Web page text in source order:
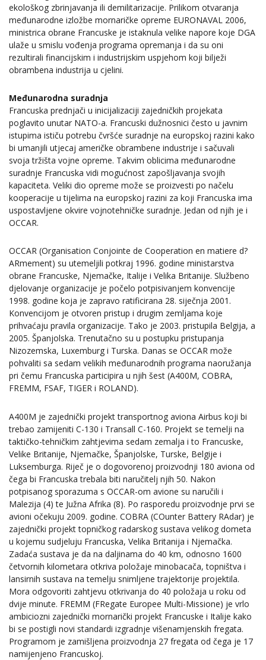
ekološkog zbrinjavanja ili demilitarizacije. Prilikom otvaranja
međunarodne izložbe mornaričke opreme EURONAVAL 2006,
ministrica obrane Francuske je istaknula velike napore koje DGA
ulaže u smislu vođenja programa opremanja i da su oni
rezultirali financijskim i industrijskim uspjehom koji bilježi
obrambena industrija u cjelini.
Međunarodna suradnja
Francuska prednjači u inicijalizaciji zajedničkih projekata
poglavito unutar NATO-a. Francuski dužnosnici često u javnim
istupima ističu potrebu čvršće suradnje na europskoj razini kako
bi umanjili utjecaj američke obrambene industrije i sačuvali
svoja tržišta vojne opreme. Takvim oblicima međunarodne
suradnje Francuska vidi mogućnost zapošljavanja svojih
kapaciteta. Veliki dio opreme može se proizvesti po načelu
kooperacije u tijelima na europskoj razini za koji Francuska ima
uspostavljene okvire vojnotehničke suradnje. Jedan od njih je i
OCCAR.
OCCAR (Organisation Conjointe de Cooperation en matiere d?
ARmement) su utemeljili potkraj 1996. godine ministarstva
obrane Francuske, Njemačke, Italije i Velika Britanije. Službeno
djelovanje organizacije je počelo potpisivanjem konvencije
1998. godine koja je zapravo ratificirana 28. siječnja 2001.
Konvencijom je otvoren pristup i drugim zemljama koje
prihvaćaju pravila organizacije. Tako je 2003. pristupila Belgija, a
2005. Španjolska. Trenutačno su u postupku pristupanja
Nizozemska, Luxemburg i Turska. Danas se OCCAR može
pohvaliti sa sedam velikih međunarodnih programa naoružanja
pri čemu Francuska participira u njih šest (A400M, COBRA,
FREMM, FSAF, TIGER i ROLAND).
A400M je zajednički projekt transportnog aviona Airbus koji bi
trebao zamijeniti C-130 i Transall C-160. Projekt se temelji na
taktičko-tehničkim zahtjevima sedam zemalja i to Francuske,
Velike Britanije, Njemačke, Španjolske, Turske, Belgije i
Luksemburga. Riječ je o dogovorenoj proizvodnji 180 aviona od
čega bi Francuska trebala biti naručitelj njih 50. Nakon
potpisanog sporazuma s OCCAR-om avione su naručili i
Malezija (4) te Južna Afrika (8). Po rasporedu proizvodnje prvi se
avioni očekuju 2009. godine. COBRA (COunter Battery RAdar) je
zajednički projekt topničkog radarskog sustava velikog dometa
u kojemu sudjeluju Francuska, Velika Britanija i Njemačka.
Zadaća sustava je da na daljinama do 40 km, odnosno 1600
četvornih kilometara otkriva položaje minobacača, topništva i
lansirnih sustava na temelju snimljene trajektorije projektila.
Mora odgovoriti zahtjevu otkrivanja do 40 položaja u roku od
dvije minute. FREMM (FRegate Europee Multi-Missione) je vrlo
ambiciozni zajednički mornarički projekt Francuske i Italije kako
bi se postigli novi standardi izgradnje višenamjenskih fregata.
Programom je zamišljena proizvodnja 27 fregata od čega je 17
namijenjeno Francuskoj.